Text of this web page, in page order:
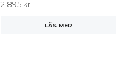
2 895 kr
LÄS MER